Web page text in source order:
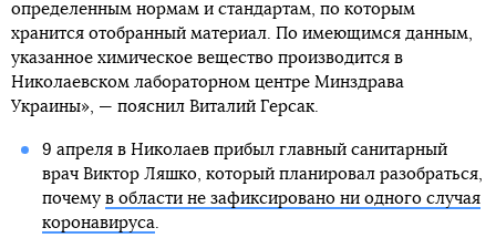
определенным нормам и стандартам, по которым
хранится отобранный материал. По имеющимся данным,
указанное химическое вещество производится в
Николаевском лабораторном центре Минздрава
Украины», — пояснил Виталий Герсак.
9 апреля в Николаев прибыл главный санитарный
врач Виктор Ляшко, который планировал разобраться,
почему в области не зафиксировано ни одного случая
коронавируса.